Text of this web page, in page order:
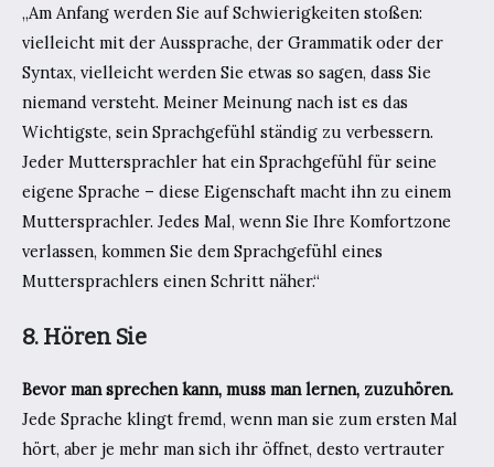
„Am Anfang werden Sie auf Schwierigkeiten stoßen:
vielleicht mit der Aussprache, der Grammatik oder der
Syntax, vielleicht werden Sie etwas so sagen, dass Sie
niemand versteht. Meiner Meinung nach ist es das
Wichtigste, sein Sprachgefühl ständig zu verbessern.
Jeder Muttersprachler hat ein Sprachgefühl für seine
eigene Sprache – diese Eigenschaft macht ihn zu einem
Muttersprachler. Jedes Mal, wenn Sie Ihre Komfortzone
verlassen, kommen Sie dem Sprachgefühl eines
Muttersprachlers einen Schritt näher.“
8. Hören Sie
Bevor man sprechen kann, muss man lernen, zuzuhören.
Jede Sprache klingt fremd, wenn man sie zum ersten Mal
hört, aber je mehr man sich ihr öffnet, desto vertrauter